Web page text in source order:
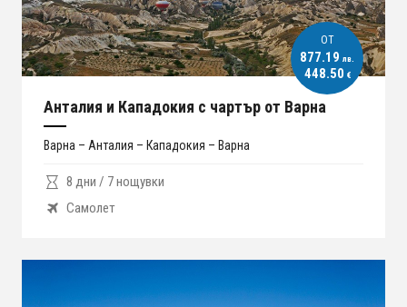
ОT
877.19 лв.
448.50 €
Анталия и Кападокия с чартър от Варна
Варна – Анталия – Кападокия – Варна
8 дни / 7 нощувки
Самолет